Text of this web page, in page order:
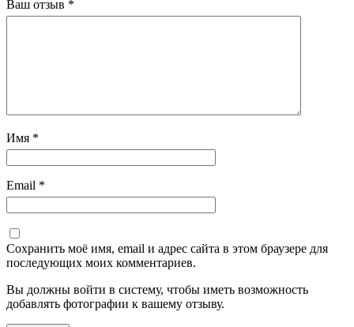
Ваш отзыв *
Имя *
Email *
Сохранить моё имя, email и адрес сайта в этом браузере для
последующих моих комментариев.
Вы должны войти в систему, чтобы иметь возможность
добавлять фотографии к вашему отзыву.